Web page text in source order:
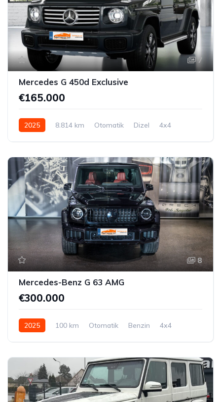
7
Mercedes G 450d Exclusive
€165.000
2025 8.814 km Otomatik Dizel 4x4
8
Mercedes-Benz G 63 AMG
€300.000
2025 100 km Otomatik Benzin 4x4